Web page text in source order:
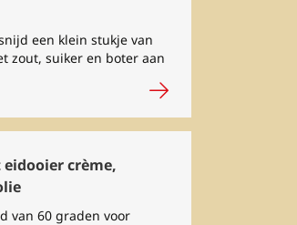
een klein stukje van
zout, suiker en boter aan
crème,
van 60 graden voor